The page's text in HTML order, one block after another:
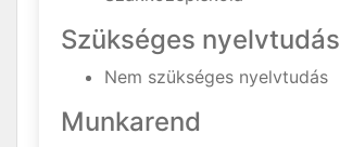
Szükséges nyelvtudás
Nem szükséges nyelvtudás
Munkarend